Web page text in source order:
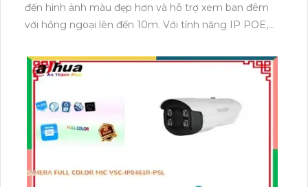
đến hình ảnh màu đẹp hơn và hỗ trợ xem ban đêm
với hồng ngoại lên đến 10m. Với tính năng IP POE,
phân giải Ultra 4k lite và hỗ trợ các chuẩn nén video
H.265+/H.265/H.264+/H.264 Starlight.